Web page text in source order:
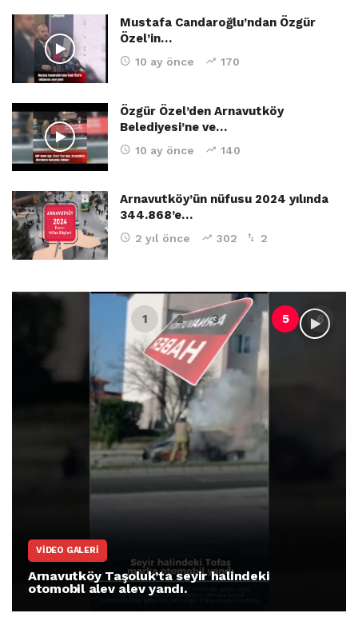
Mustafa Candaroğlu’ndan Özgür
Özel’in…
10 ay önce 170
Özgür Özel’den Arnavutköy
Belediyesi’ne ve…
10 ay önce 140
Arnavutköy’ün nüfusu 2024 yılında
344.868’e…
2 yıl önce 302 2
VIDEO GALERI
Arnavutköy Taşoluk’ta seyir halindeki
otomobil alev alev yandı.